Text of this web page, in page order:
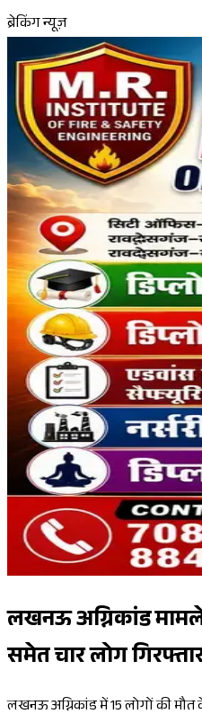
ब्रेकिंग न्यूज़
लखनऊ अग्निकांड
समेत चार लोग
लखनऊ अग्निकांड में 15 लोगों की